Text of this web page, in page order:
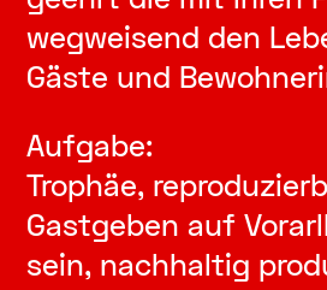
wegweisend den
Gäste und
Aufgabe:
Trophäe,
Gastgeben auf
sein, nachhaltig